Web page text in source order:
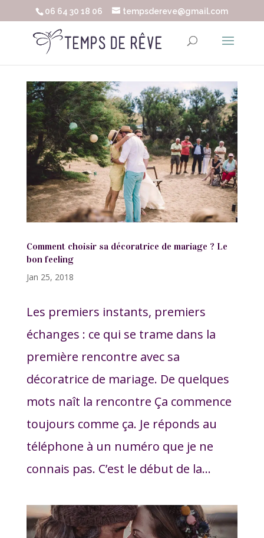
06 64 30 18 06 tempsdereve@gmail.com
Comment choisir sa décoratrice de mariage ? Le
bon feeling
Jan 25, 2018
Les premiers instants, premiers
échanges : ce qui se trame dans la
première rencontre avec sa
décoratrice de mariage. De quelques
mots naît la rencontre Ça commence
toujours comme ça. Je réponds au
téléphone à un numéro que je ne
connais pas. C’est le début de la...